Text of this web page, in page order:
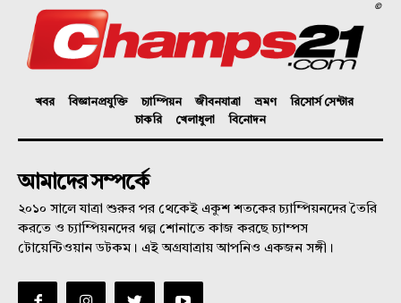
©
খবর বিজ্ঞানপ্রযুক্তি চ্যাম্পিয়ন জীবনযাত্রা ভ্রমণ
রিসোর্স সেন্টার
চাকরি
খেলাধুলা বিনোদন
আমাদের সম্পর্কে
২০১০ সালে যাত্রা শুরুর পর থেকেই একুশ শতকের চ্যাম্পিয়নদের তৈরি
করতে ও চ্যাম্পিয়নদের গল্প শোনাতে কাজ করছে চ্যাম্পস
টোয়েন্টিওয়ান ডটকম। এই অগ্রযাত্রায় আপনিও একজন সঙ্গী।